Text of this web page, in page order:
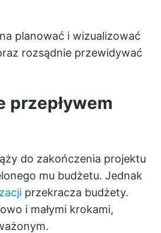
planować i wizualizować
rozsądnie przewidywać
przepływem
do zakończenia projektu
mu budżetu. Jednak
przekracza budżety.
i małymi krokami,